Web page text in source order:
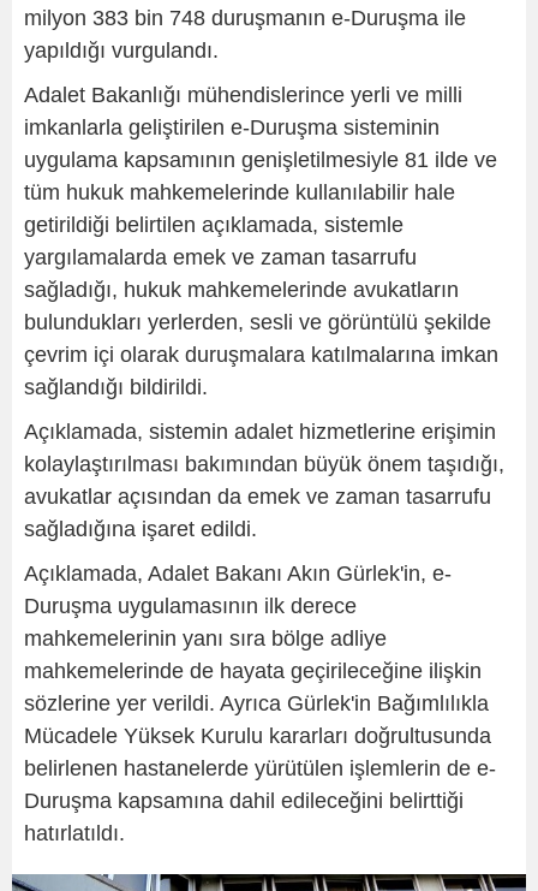
milyon 383 bin 748 duruşmanın e-Duruşma ile
yapıldığı vurgulandı.
Adalet Bakanlığı mühendislerince yerli ve milli
imkanlarla geliştirilen e-Duruşma sisteminin
uygulama kapsamının genişletilmesiyle 81 ilde ve
tüm hukuk mahkemelerinde kullanılabilir hale
getirildiği belirtilen açıklamada, sistemle
yargılamalarda emek ve zaman tasarrufu
sağladığı, hukuk mahkemelerinde avukatların
bulundukları yerlerden, sesli ve görüntülü şekilde
çevrim içi olarak duruşmalara katılmalarına imkan
sağlandığı bildirildi.
Açıklamada, sistemin adalet hizmetlerine erişimin
kolaylaştırılması bakımından büyük önem taşıdığı,
avukatlar açısından da emek ve zaman tasarrufu
sağladığına işaret edildi.
Açıklamada, Adalet Bakanı Akın Gürlek'in, e-
Duruşma uygulamasının ilk derece
mahkemelerinin yanı sıra bölge adliye
mahkemelerinde de hayata geçirileceğine ilişkin
sözlerine yer verildi. Ayrıca Gürlek'in Bağımlılıkla
Mücadele Yüksek Kurulu kararları doğrultusunda
belirlenen hastanelerde yürütülen işlemlerin de e-
Duruşma kapsamına dahil edileceğini belirttiği
hatırlatıldı.